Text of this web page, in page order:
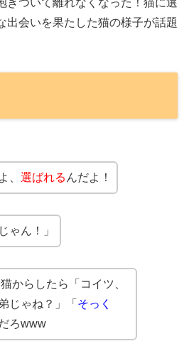
出会いを果たした猫の様子が話題
、 選ばれる んだよ！
じゃん！」
からしたら「コイツ、
じゃね？」「 そっく
ろwww